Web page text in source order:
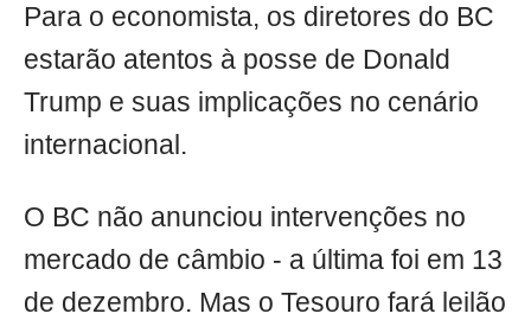
Para o economista, os diretores do BC
estarão atentos à posse de Donald
Trump e suas implicações no cenário
internacional.
O BC não anunciou intervenções no
mercado de câmbio - a última foi em 13
de dezembro. Mas o Tesouro fará leilão